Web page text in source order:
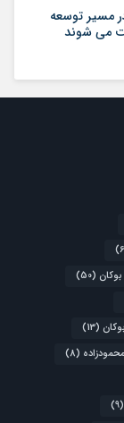
مسیر توسعه
می شوند
بوکان (50)
(13)
(8)
(9)